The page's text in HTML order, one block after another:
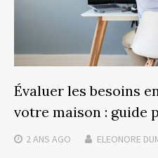
Évaluer les besoins
votre maison : guide
2 ANS AGO ELEONORE